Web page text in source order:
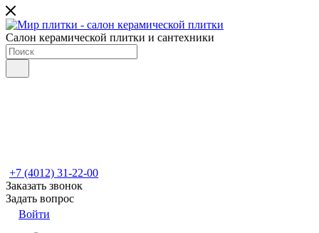
Салон керамической плитки и сантехники
+7 (4012) 31-22-00
Заказать звонок
Задать вопрос
Войти